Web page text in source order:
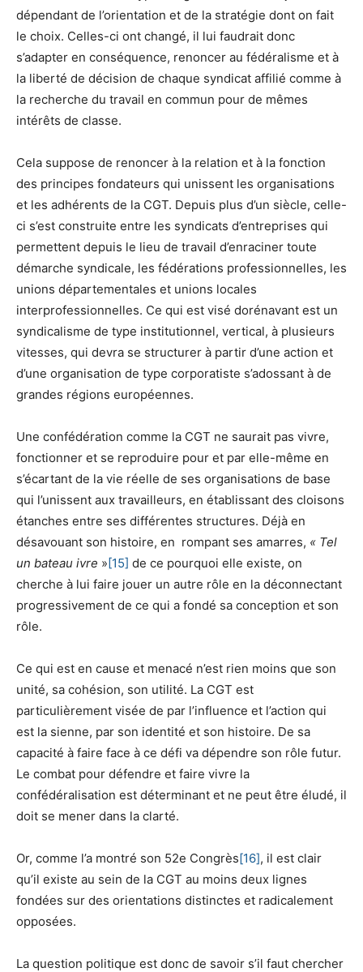
dépendant de l’orientation et de la stratégie dont on fait
le choix. Celles-ci ont changé, il lui faudrait donc
s’adapter en conséquence, renoncer au fédéralisme et à
la liberté de décision de chaque syndicat affilié comme à
la recherche du travail en commun pour de mêmes
intérêts de classe.
Cela suppose de renoncer à la relation et à la fonction
des principes fondateurs qui unissent les organisations
et les adhérents de la CGT. Depuis plus d’un siècle, celle-
ci s’est construite entre les syndicats d’entreprises qui
permettent depuis le lieu de travail d’enraciner toute
démarche syndicale, les fédérations professionnelles, les
unions départementales et unions locales
interprofessionnelles. Ce qui est visé dorénavant est un
syndicalisme de type institutionnel, vertical, à plusieurs
vitesses, qui devra se structurer à partir d’une action et
d’une organisation de type corporatiste s’adossant à de
grandes régions européennes.
Une confédération comme la CGT ne saurait pas vivre,
fonctionner et se reproduire pour et par elle-même en
s’écartant de la vie réelle de ses organisations de base
qui l’unissent aux travailleurs, en établissant des cloisons
étanches entre ses différentes structures. Déjà en
désavouant son histoire, en rompant ses amarres, « Tel
un bateau ivre »[15] de ce pourquoi elle existe, on
cherche à lui faire jouer un autre rôle en la déconnectant
progressivement de ce qui a fondé sa conception et son
rôle.
Ce qui est en cause et menacé n’est rien moins que son
unité, sa cohésion, son utilité. La CGT est
particulièrement visée de par l’influence et l’action qui
est la sienne, par son identité et son histoire. De sa
capacité à faire face à ce défi va dépendre son rôle futur.
Le combat pour défendre et faire vivre la
confédéralisation est déterminant et ne peut être éludé, il
doit se mener dans la clarté.
Or, comme l’a montré son 52e Congrès[16], il est clair
qu’il existe au sein de la CGT au moins deux lignes
fondées sur des orientations distinctes et radicalement
opposées.
La question politique est donc de savoir s’il faut chercher